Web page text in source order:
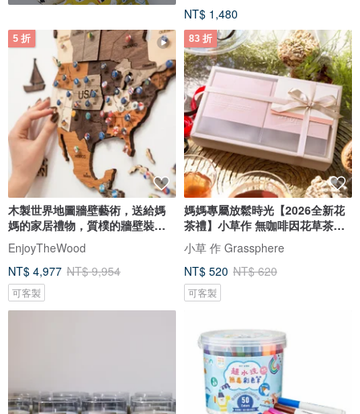
NT$ 1,480
5 折
木製世界地圖牆壁藝術，送給媽
媽的家居禮物，質樸的牆壁裝
飾，3D 世界地圖
EnjoyTheWood
NT$ 4,977 NT$ 9,954
可客製
83 折
媽媽專屬放鬆時光【2026全新花
茶禮】小草作 無咖啡因花草茶禮
盒
小草 作 Grassphere
NT$ 520 NT$ 620
可客製